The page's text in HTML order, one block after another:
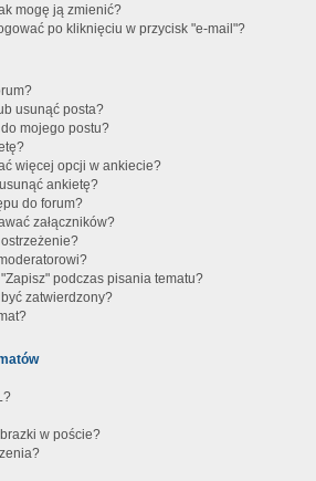
mogę ją zmienić?
po kliknięciu w przycisk "e-mail"?
usunąć posta?
mojego postu?
więcej opcji w ankiecie?
ankietę?
do forum?
załączników?
podczas pisania tematu?
zatwierdzony?
w poście?